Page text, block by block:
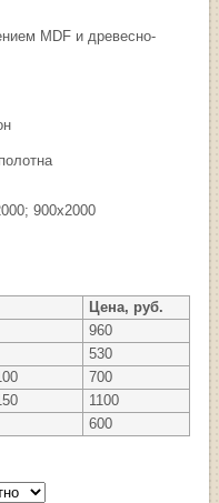
MDF и древесно-
900х2000
Цена, руб.
960
530
700
1100
600